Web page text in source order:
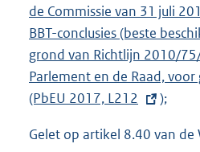
de Commissie van 31 juli
BBT-conclusies (beste
grond van Richtlijn 2010/
Parlement en de Raad,
(PbEU 2017, L212
);
Gelet op artikel 8.40 van